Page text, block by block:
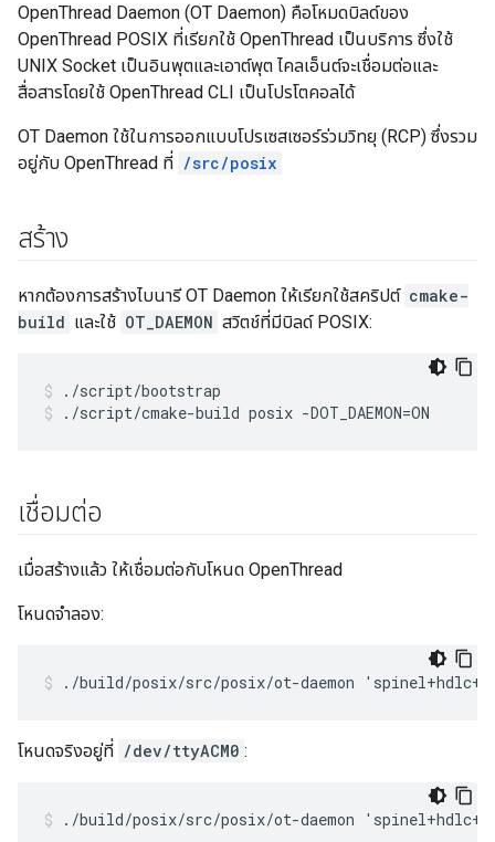
OpenThread Daemon (OT Daemon) คือโหมดบิลด์ของ
OpenThread POSIX ที่เรียกใช้ OpenThread เป็นบริการ ซึ่งใช้
UNIX Socket เป็นอินพุตและเอาต์พุต ไคลเอ็นต์จะเชื่อมต่อและ
สื่อสารโดยใช้ OpenThread CLI เป็นโปรโตคอลได้
OT Daemon ใช้ในการออกแบบโปรเซสเซอร์ร่วมวิทยุ (RCP) ซึ่งรวม
อยู่กับ OpenThread ที่ /src/posix
สร้าง
หากต้องการสร้างไบนารี OT Daemon ให้เรียกใช้สคริปต์ cmake-
build และใช้ OT_DAEMON สวิตช์ที่มีบิลด์ POSIX:
./script/bootstrap
./script/cmake-build posix -DOT_DAEMON=ON
เชื่อมต่อ
เมื่อสร้างแล้ว ให้เชื่อมต่อกับโหนด OpenThread
โหนดจำลอง:
./build/posix/src/posix/ot-daemon
โหนดจริงอยู่ที่ /dev/ttyACM0 :
./build/posix/src/posix/ot-daemon